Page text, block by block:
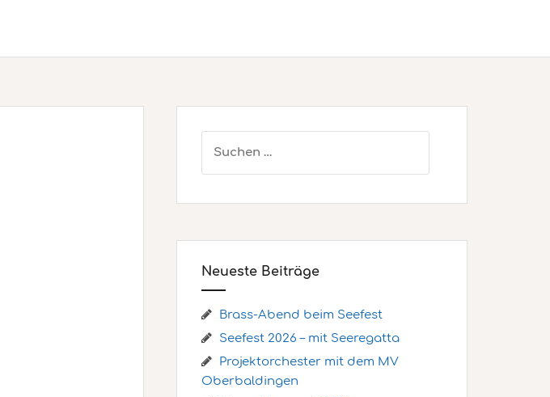
nach:
Neueste Beiträge
Brass-Abend beim Seefest
Seefest 2026 – mit Seeregatta
Projektorchester mit dem MV
Oberbaldingen